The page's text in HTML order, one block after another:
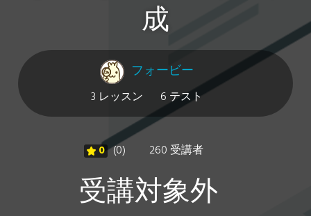
成
フォービー
3 レッスン 6 テスト
0 (0) 260 受講者
受講対象外